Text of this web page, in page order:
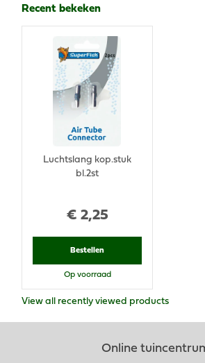
Recent bekeken
€ 2,25
Luchtslang kop.stuk
bl.2st
Bestellen
Op voorraad
View all recently viewed products
Online